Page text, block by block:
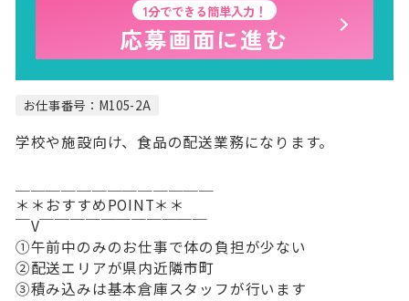
1分でできる簡単入力！
応募画面に進む
お仕事番号：M105-2A
学校や施設向け、食品の配送業務になります。
＊＊おすすめPOINT＊＊
￣V￣￣￣￣￣￣￣￣￣￣￣
①午前中のみのお仕事で体の負担が少ない
②配送エリアが県内近隣市町
③積み込みは基本倉庫スタッフが行います